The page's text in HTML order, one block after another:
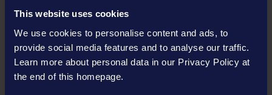
This website uses cookies
We use cookies to personalise content and ads, to
provide social media features and to analyse our traffic.
Learn more about personal data in our Privacy Policy at
the end of this homepage.
Özellikler